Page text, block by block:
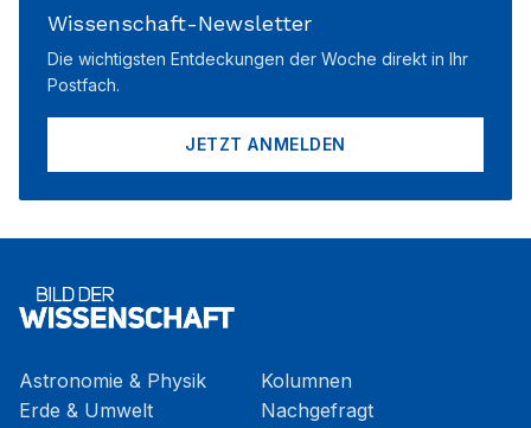
Wissenschaft-Newsletter
Die wichtigsten Entdeckungen der Woche direkt in Ihr
Postfach.
JETZT ANMELDEN
Astronomie & Physik
Erde & Umwelt
Kolumnen
Nachgefragt